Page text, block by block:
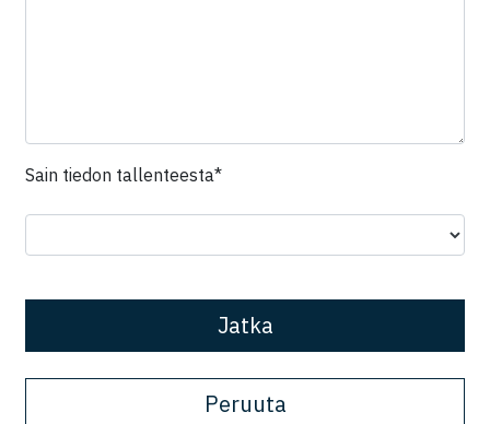
Sain tiedon tallenteesta*Kenttä on piilotettu
Peruuta